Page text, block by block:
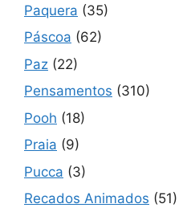
Paquera (35)
Páscoa (62)
Paz (22)
Pensamentos (310)
Pooh (18)
Praia (9)
Pucca (3)
Recados Animados (51)